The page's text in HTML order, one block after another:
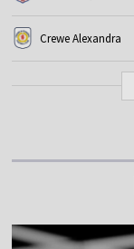
Crewe Alexandra